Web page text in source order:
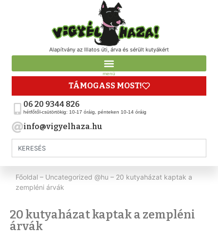
Alapítvány az Illatos úti, árva és sérült kutyákért
menü
TÁMOGASS MOST!
06 20 9344 826
hétfőtől-csütörtökig: 10-17 óráig, pénteken 10-14 óráig
info@vigyelhaza.hu
Főoldal – Uncategorized @hu – 20 kutyaházat kaptak a
zempléni árvák
20 kutyaházat kaptak a zempléni
árvák